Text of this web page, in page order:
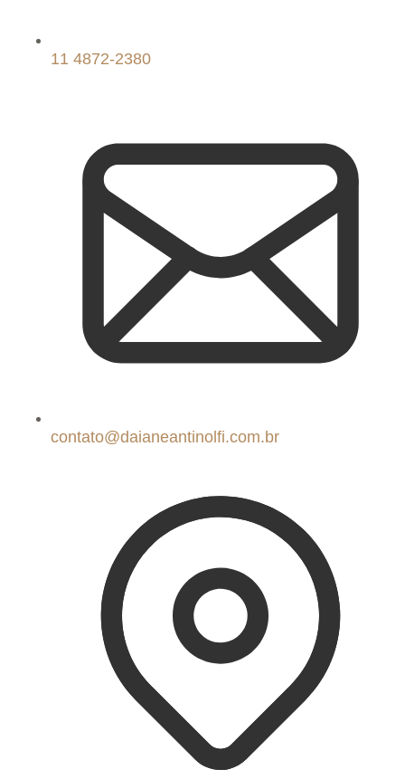
11 4872-2380
contato@daianeantinolfi.com.br